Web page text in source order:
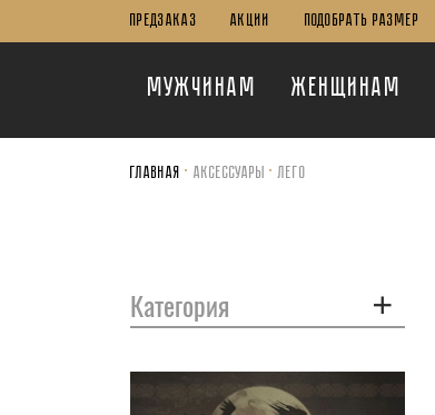
ПРЕДЗАКАЗ Акции Подобрать Размер
Мужчинам Женщинам
Главная Аксессуары Лего
Категория